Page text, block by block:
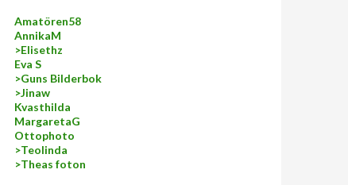
Amatören58
AnnikaM
>Elisethz
Eva S
>Guns Bilderbok
>Jinaw
Kvasthilda
MargaretaG
Ottophoto
>Teolinda
>Theas foton